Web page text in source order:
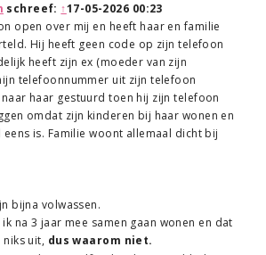
schreef: ↑17-05-2026 00:23
open over mij en heeft haar en familie
Hij heeft geen code op zijn telefoon
heeft zijn ex (moeder van zijn
telefoonnummer uit zijn telefoon
naar haar gestuurd toen hij zijn telefoon
omdat zijn kinderen bij haar wonen en
eens is. Familie woont allemaal dicht bij
bijna volwassen.
na 3 jaar mee samen gaan wonen en dat
uit, dus waarom niet.